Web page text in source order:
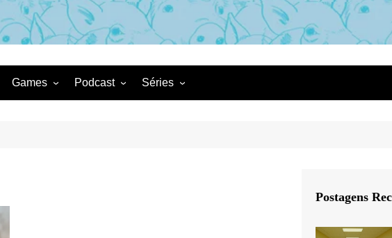
Games Podcast Séries
Postagens